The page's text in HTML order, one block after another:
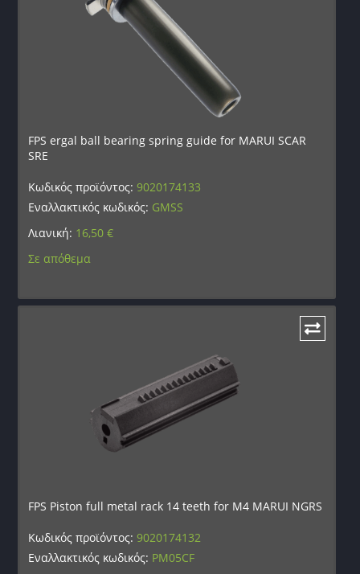
FPS ergal ball bearing spring guide for MARUI SCAR
SRE
Κωδικός προϊόντος:9020174133
Εναλλακτικός κωδικός: GMSS
Λιανική: 16,50€
Σε απόθεμα
FPS Piston full metal rack 14 teeth for M4 MARUI NGRS
Κωδικός προϊόντος:9020174132
Εναλλακτικός κωδικός: PM05CF